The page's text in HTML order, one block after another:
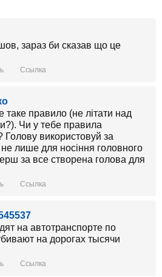
зараз би сказав що це
Ссылка
таке правило (не літати над
Чи у тебе правила
Голову використовуй за
лише для носіння головного
за все створена голова для
Ссылка
на автотранспорте по
на дорогах тысячи
Ссылка